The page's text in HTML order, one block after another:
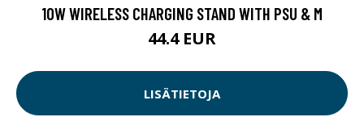
10W WIRELESS CHARGING STAND WITH PSU & M
44.4 EUR
LISÄTIETOJA